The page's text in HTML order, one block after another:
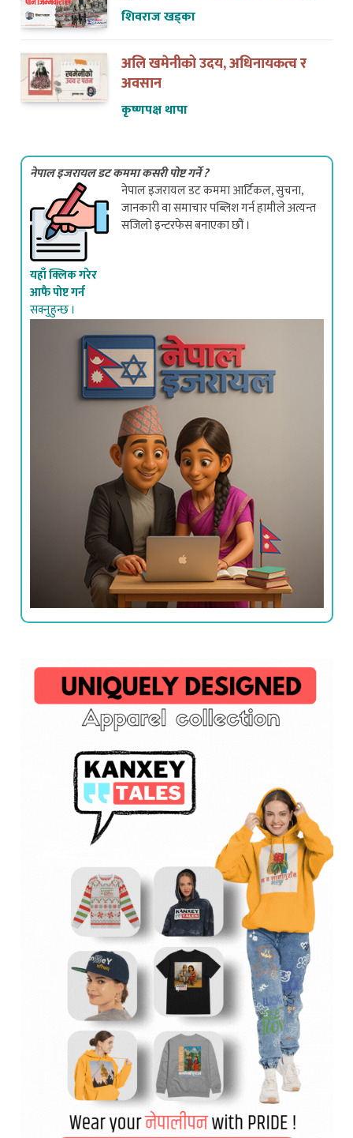
शिवराज खड्का
अलि खमेनीको उदय, अधिनायकत्व र
अवसान
कृष्णपक्ष थापा
नेपाल इजरायल डट कममा कसरी पोष्ट गर्ने ?
यहाँ क्लिक गरेर
आफै पोष्ट गर्न
सक्नुहुन्छ ।
नेपाल इजरायल डट कममा आर्टिकल, सुचना,
जानकारी वा समाचार पब्लिश गर्न हामीले अत्यन्त
सजिलो इन्टरफेस बनाएका छौं ।